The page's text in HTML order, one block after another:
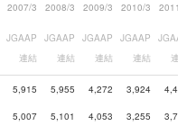
2007/3 2008/3 2009/3 2010/3 2011/3
JGAAP
連結
JGAAP
連結
JGAAP
連結
JGAAP
連結
JGAAP
連結
5,915 5,955 4,272 3,924 4,465
5,007 5,101 4,053 3,255 3,762